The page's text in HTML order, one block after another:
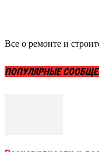
Все о ремонте и
ПОПУЛЯРНЫЕ